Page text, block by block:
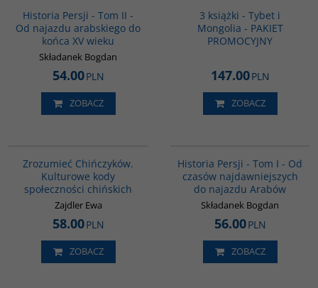
Historia Persji - Tom II -
Od najazdu arabskiego do
końca XV wieku
Składanek Bogdan
54.00PLN
ZOBACZ
3 książki - Tybet i
Mongolia - PAKIET
PROMOCYJNY
147.00PLN
ZOBACZ
Zrozumieć Chińczyków.
Kulturowe kody
społeczności chińskich
Zajdler Ewa
58.00PLN
ZOBACZ
Historia Persji - Tom I - Od
czasów najdawniejszych
do najazdu Arabów
Składanek Bogdan
56.00PLN
ZOBACZ